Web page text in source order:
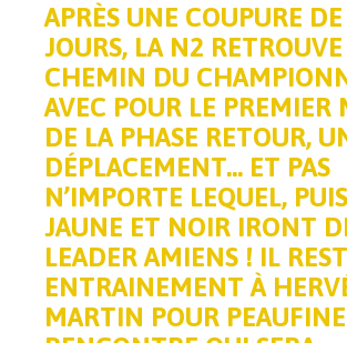
APRÈS UNE COUPURE
JOURS, LA N2 RETROUVE
CHEMIN DU
AVEC POUR LE PREMIER
DE LA PHASE RETOUR,
DÉPLACEMENT… ET PAS
N’IMPORTE LEQUEL,
JAUNE ET NOIR IRONT
LEADER AMIENS ! IL
ENTRAINEMENT À
MARTIN POUR